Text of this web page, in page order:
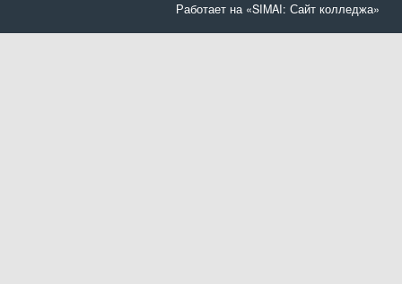
Работает на «SIMAI: Сайт колледжа»